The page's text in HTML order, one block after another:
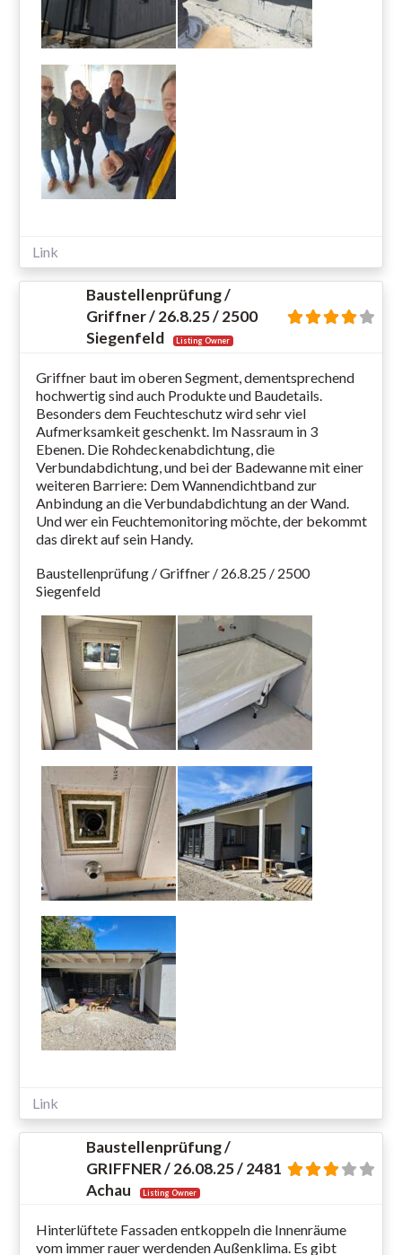
Link
Baustellenprüfung /
Griffner / 26.8.25 / 2500
Siegenfeld
Listing Owner
Griffner baut im oberen Segment, dementsprechend
hochwertig sind auch Produkte und Baudetails.
Besonders dem Feuchteschutz wird sehr viel
Aufmerksamkeit geschenkt. Im Nassraum in 3
Ebenen. Die Rohdeckenabdichtung, die
Verbundabdichtung, und bei der Badewanne mit einer
weiteren Barriere: Dem Wannendichtband zur
Anbindung an die Verbundabdichtung an der Wand.
Und wer ein Feuchtemonitoring möchte, der bekommt
das direkt auf sein Handy.
Baustellenprüfung / Griffner / 26.8.25 / 2500
Siegenfeld
Link
Baustellenprüfung /
GRIFFNER / 26.08.25 / 2481
Achau
Listing Owner
Hinterlüftete Fassaden entkoppeln die Innenräume
vom immer rauer werdenden Außenklima. Es gibt